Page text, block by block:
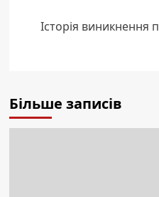
Історія виникнення
Більше записів